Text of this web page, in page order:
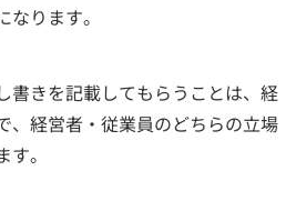
ります。
書きを記載してもらうことは、経
、経営者・従業員のどちらの立場
。